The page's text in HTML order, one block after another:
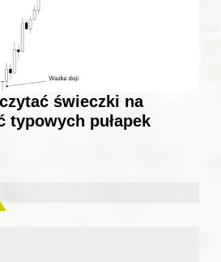
świeczki na
typowych pułapek